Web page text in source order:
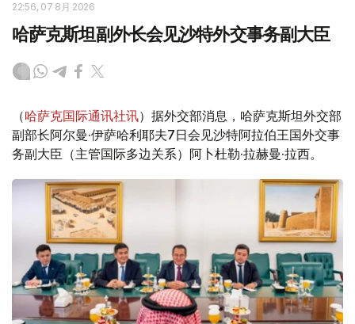
22:56, 07 8月 2026
哈萨克斯坦副外长会见沙特外交事务副大臣
（哈萨克国际通讯社讯）据外交部消息，哈萨克斯坦外交部
副部长阿尔曼·伊萨哈利耶夫7日会见沙特阿拉伯王国外交事
务副大臣（主管国际多边关系）阿卜杜勒·拉赫曼·拉西。